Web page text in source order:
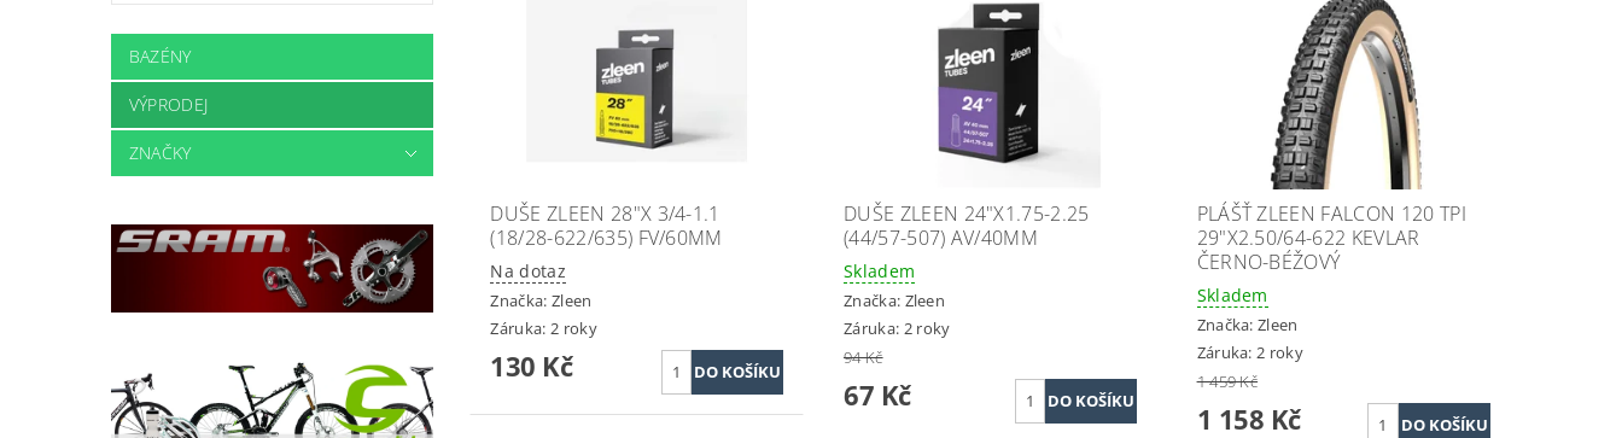
BAZÉNY
VÝPRODEJ
ZNAČKY
DUŠE ZLEEN 28"X 3/4-1.1
(18/28-622/635) FV/60MM
Na dotaz
Značka: Zleen
Záruka: 2 roky
130 Kč
DUŠE ZLEEN 24"X1.75-2.25
(44/57-507) AV/40MM
Skladem
Značka: Zleen
Záruka: 2 roky
94 Kč
67 Kč
PLÁŠŤ ZLEEN FALCON 120 TPI
29"X2.50/64-622 KEVLAR
ČERNO-BÉŽOVÝ
Skladem
Značka:Zleen
Záruka: 2 roky
1 459 Kč
1 158 Kč